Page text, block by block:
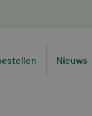
Nieuws